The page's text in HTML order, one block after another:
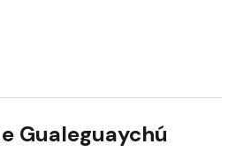
Gualeguaychú